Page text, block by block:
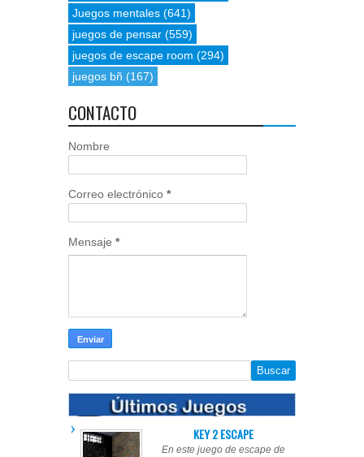
Juegos mentales (641)
juegos de pensar (559)
juegos de escape room (294)
juegos bñ (167)
CONTACTO
Nombre
Correo electrónico *
Mensaje *
KEY 2 ESCAPE
En este juego de escape de